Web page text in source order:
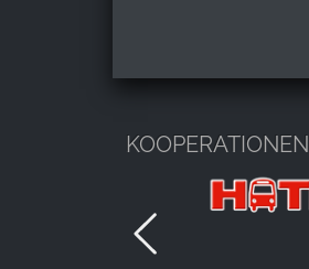
KOOPERATIONEN